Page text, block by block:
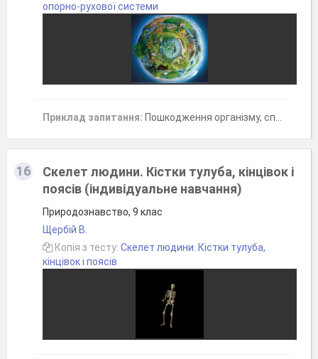
опорно-рухової системи
Приклад запитання: Пошкодження організму, спричинене зовнішним впливом називають...
16
Скелет людини. Кістки тулуба, кінцівок і
поясів (індивідуальне навчання)
Природознавство, 9 клас
Щербій В.
Копія з тесту: Скелет людини. Кістки тулуба,
кінцівок і поясів